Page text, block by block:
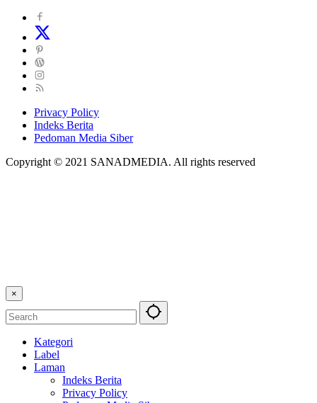
Privacy Policy
Indeks Berita
Pedoman Media Siber
Copyright © 2021 SANADMEDIA. All rights reserved
×
Kategori
Label
Laman
Indeks Berita
Privacy Policy